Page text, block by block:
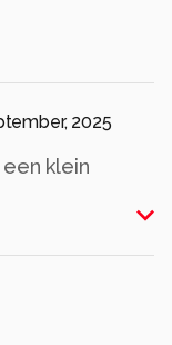
2025
klein